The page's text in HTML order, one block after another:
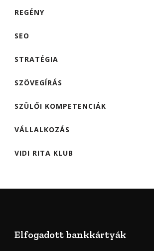
REGÉNY
SEO
STRATÉGIA
SZÖVEGÍRÁS
SZÜLŐI KOMPETENCIÁK
VÁLLALKOZÁS
VIDI RITA KLUB
Elfogadott bankkártyák